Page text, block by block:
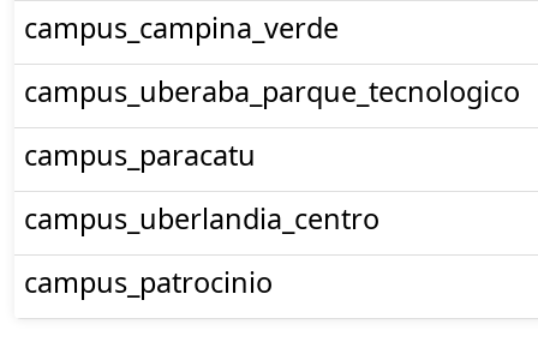
campus_campina_verde
campus_uberaba_parque_tecnologico
campus_paracatu
campus_uberlandia_centro
campus_patrocinio